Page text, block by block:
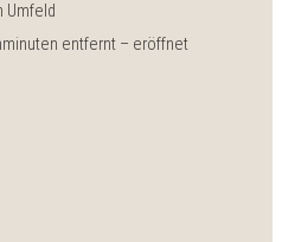
Umfeld
entfernt – eröffnet